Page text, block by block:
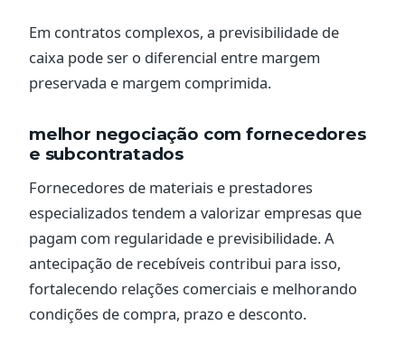
Em contratos complexos, a previsibilidade de
caixa pode ser o diferencial entre margem
preservada e margem comprimida.
melhor negociação com fornecedores
e subcontratados
Fornecedores de materiais e prestadores
especializados tendem a valorizar empresas que
pagam com regularidade e previsibilidade. A
antecipação de recebíveis contribui para isso,
fortalecendo relações comerciais e melhorando
condições de compra, prazo e desconto.